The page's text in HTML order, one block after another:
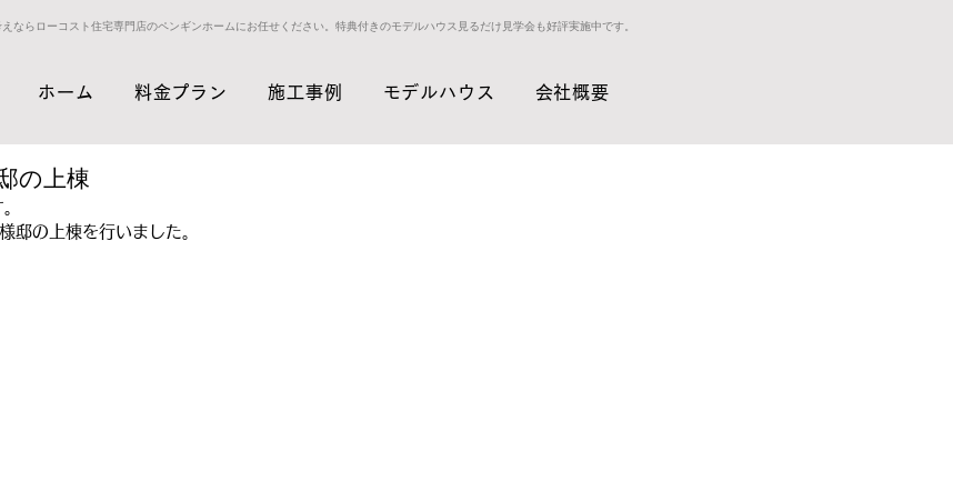
ならローコスト住宅専門店のペンギンホームにお任せください。特典付きのモデルハウス見るだけ見学会も好評実施中です。
ホーム 料金プラン 施工事例 モデルハウス 会社概要
の上棟
邸の上棟を行いました。